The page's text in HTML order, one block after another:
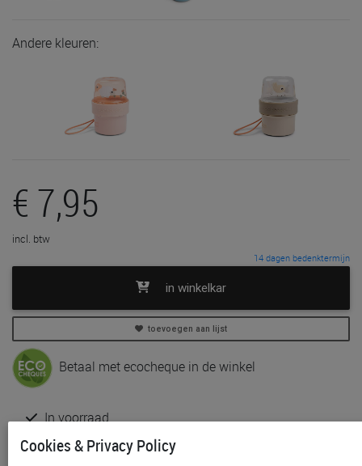
Andere kleuren:
€ 7,95
incl. btw
14 dagen bedenktermijn
in winkelkar
toevoegen aan lijst
Betaal met ecocheque in de winkel
In voorraad
Gratis (en direct) af te halen in onze
Gent en Sint-Niklaas
Cookies & Privacy Policy